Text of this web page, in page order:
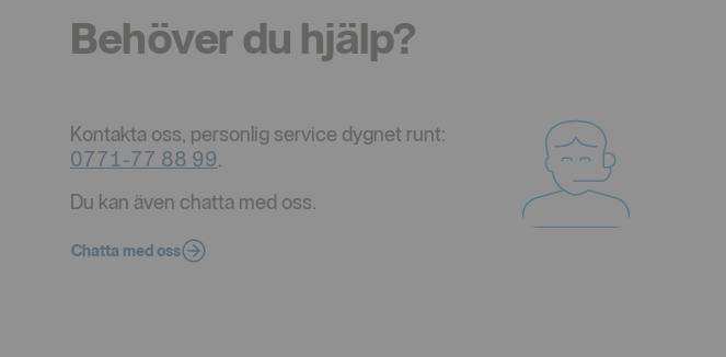
Behöver du hjälp?
Kontakta oss, personlig service dygnet runt:
0771-77 88 99
Du kan även chatta med oss.
Chatta med oss